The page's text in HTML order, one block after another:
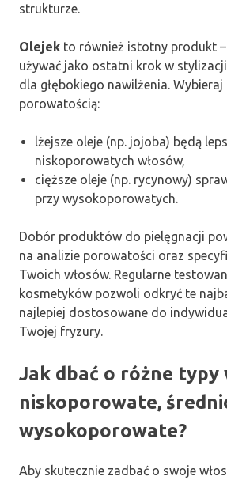
strukturze.
Olejek to również istotny produkt
używać jako ostatni krok w
dla głębokiego nawilżenia.
porowatością:
lżejsze oleje (np. jojoba) będą
niskoporowatych włosów,
cięższe oleje (np. rycynowy)
przy wysokoporowatych.
Dobór produktów do pielęgnacji
na analizie porowatości oraz
Twoich włosów. Regularne
kosmetyków pozwoli odkryć te
najlepiej dostosowane do
Twojej fryzury.
Jak dbać o różne typy
niskoporowate,
wysokoporowate?
Aby skutecznie zadbać o swoje